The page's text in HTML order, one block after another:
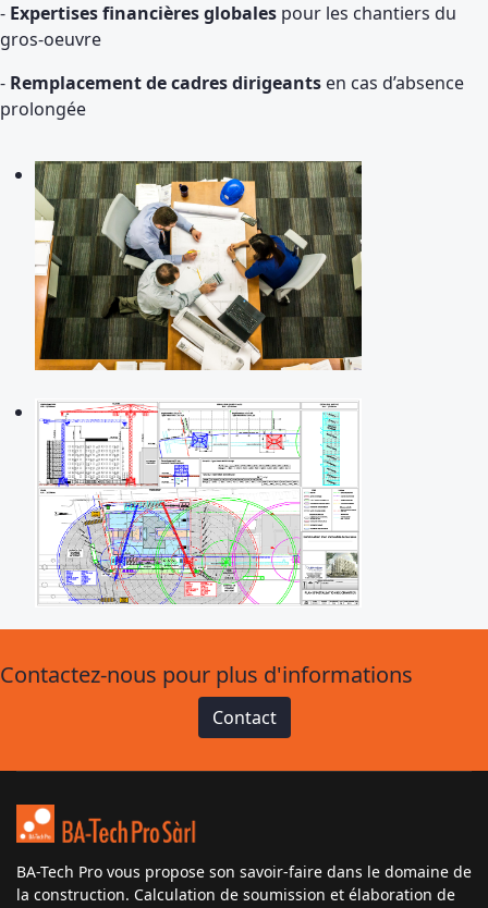
- Expertises financières globales pour les chantiers du
gros-oeuvre
- Remplacement de cadres dirigeants en cas d’absence
prolongée
Contactez-nous pour plus d'informations
Contact
BA-Tech Pro vous propose son savoir-faire dans le domaine de
la construction. Calculation de soumission et élaboration de